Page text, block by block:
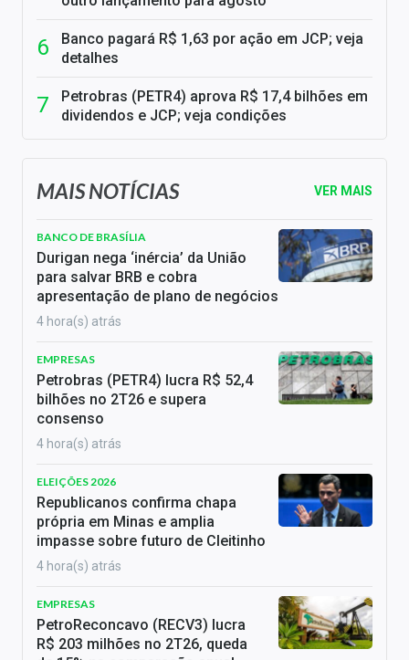
Banco pagará R$ 1,63 por ação em JCP; veja
detalhes
Petrobras (PETR4) aprova R$ 17,4 bilhões em
dividendos e JCP; veja condições
MAIS NOTÍCIAS VER MAIS
BANCO DE BRASÍLIA
Durigan nega ‘inércia’ da União
para salvar BRB e cobra
apresentação de plano de negócios
4 hora(s) atrás
EMPRESAS
Petrobras (PETR4) lucra R$ 52,4
bilhões no 2T26 e supera
consenso
4 hora(s) atrás
ELEIÇÕES 2026
Republicanos confirma chapa
própria em Minas e amplia
impasse sobre futuro de Cleitinho
4 hora(s) atrás
EMPRESAS
PetroReconcavo (RECV3) lucra
R$ 203 milhões no 2T26, queda